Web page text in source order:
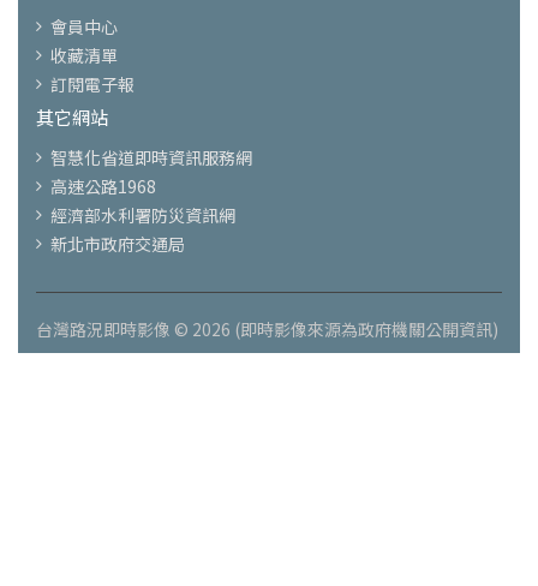
會員中心
收藏清單
訂閱電子報
其它網站
智慧化省道即時資訊服務網
高速公路1968
經濟部水利署防災資訊網
新北市政府交通局
台灣路況即時影像 © 2026 (即時影像來源為政府機關公開資訊)